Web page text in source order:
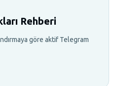
Rehberi
göre aktif Telegram